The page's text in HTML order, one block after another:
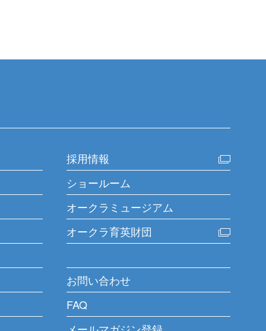
採用情報
ショールーム
オークラミュージアム
オークラ育英財団
お問い合わせ
FAQ